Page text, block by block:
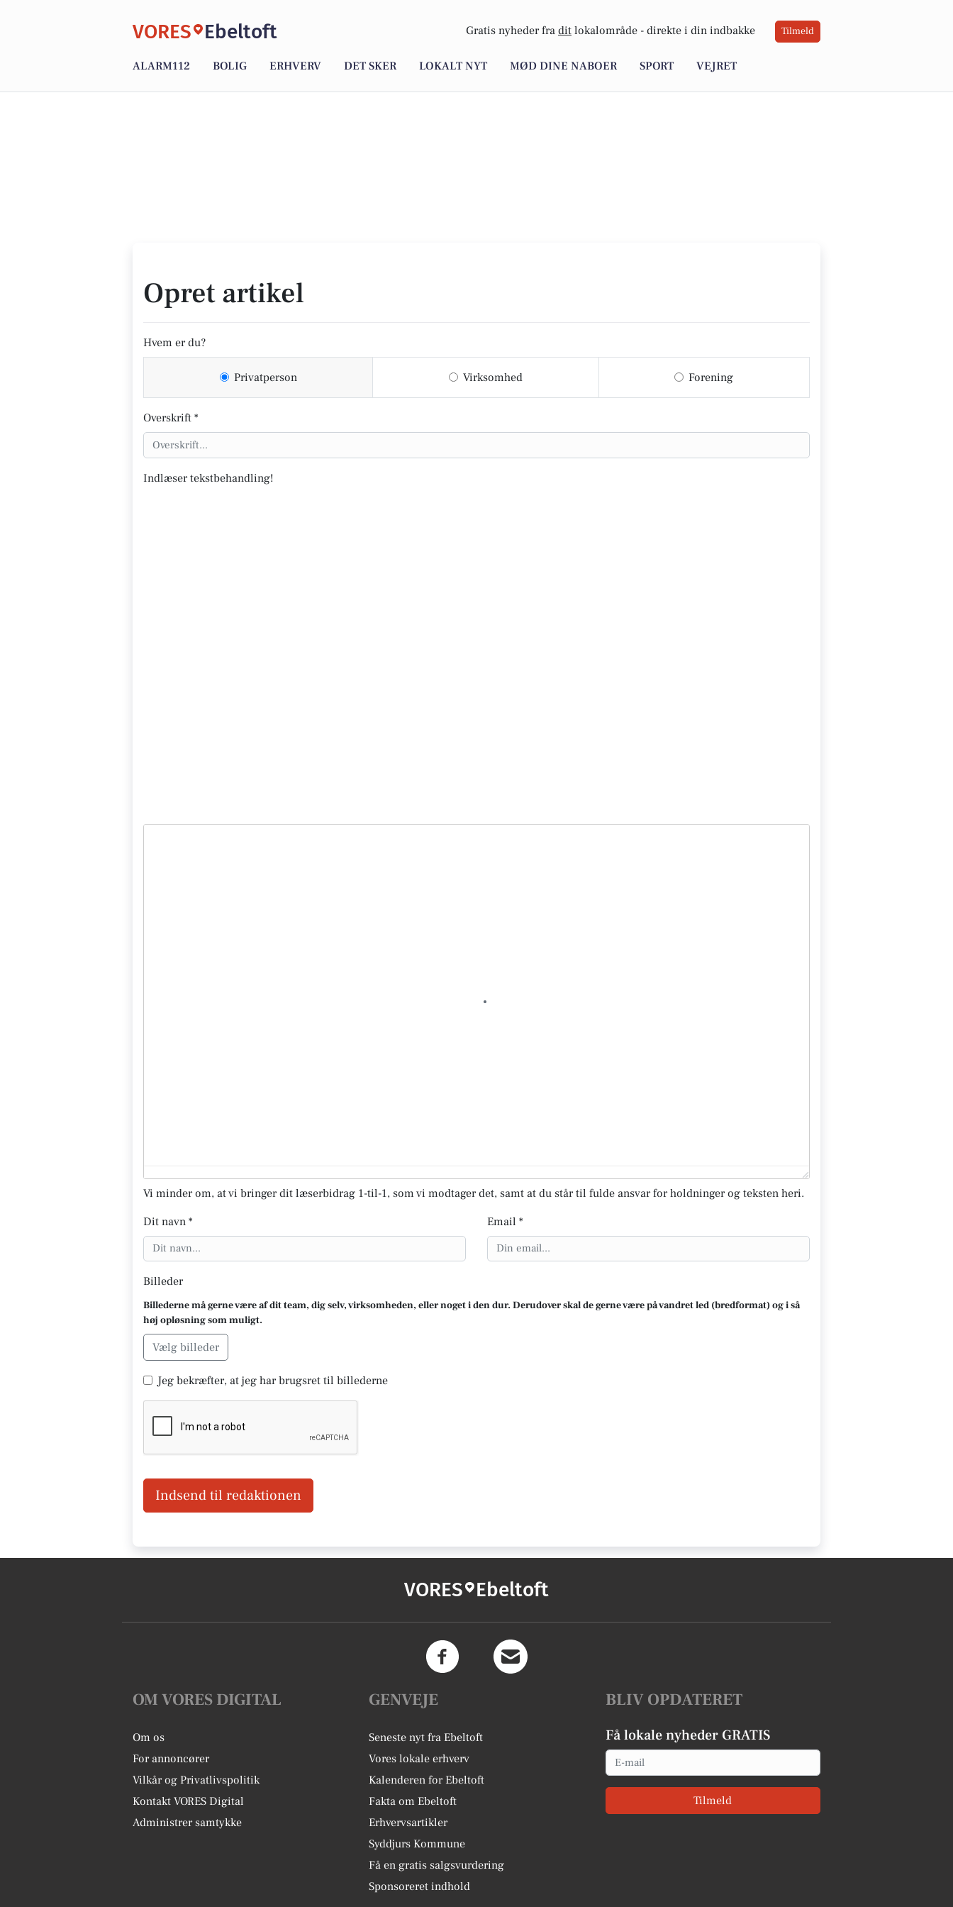
VORES Ebeltoft Gratis nyheder fra dit lokalområde - direkte i din indbakke Tilmeld
ALARM112 BOLIG ERHVERV DET SKER LOKALT NYT MØD DINE NABOER SPORT VEJRET
Opret artikel
Hvem er du?
Privatperson Virksomhed Forening
Overskrift *
Indlæser tekstbehandling!
Vi minder om, at vi bringer dit læserbidrag 1-til-1, som vi modtager det, samt at du står til fulde ansvar for holdninger og teksten heri.
Dit navn *
Email *
Billeder
Billederne må gerne være af dit team, dig selv, virksomheden, eller noget i den dur. Derudover skal de gerne være på vandret led (bredformat) og i så
høj opløsning som muligt.
Vælg billeder
Jeg bekræfter, at jeg har brugsret til billederne
Indsend til redaktionen
VORES Ebeltoft
OM VORES DIGITAL
Om os
For annoncører
Vilkår og Privatlivspolitik
Kontakt VORES Digital
Administrer samtykke
GENVEJE
Seneste nyt fra Ebeltoft
Vores lokale erhverv
Kalenderen for Ebeltoft
Fakta om Ebeltoft
Erhvervsartikler
Syddjurs Kommune
Få en gratis salgsvurdering
Sponsoreret indhold
BLIV OPDATERET
Få lokale nyheder GRATIS
Email
Tilmeld